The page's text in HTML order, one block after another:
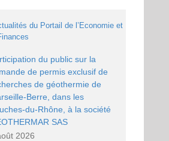
du Portail de l’Economie et
du public sur la
de permis exclusif de
de géothermie de
Berre, dans les
du-Rhône, à la société
SAS
2026